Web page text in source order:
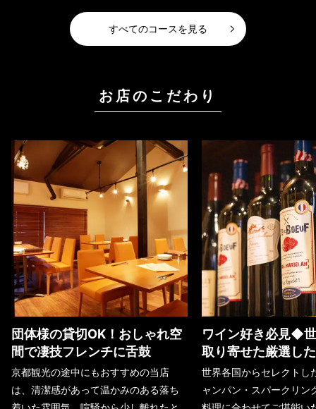
すべてのコースを見る
お店のこだわり
団体様の貸切OK！おしゃれ空
間で凄技フレンチに舌鼓
京都観光の途中にもおすすめの当店
は、清潔感があって温かみのある落ち
ワイン好き必見◆
取り寄せた厳選し
世界各国からセレクトし
ャンパン・スパークリン